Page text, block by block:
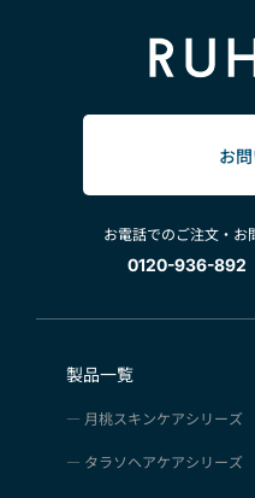
お
お電話でのご注文・お
0120-936-892
製品一覧
月桃スキンケアシリーズ
タラソヘアケアシリーズ